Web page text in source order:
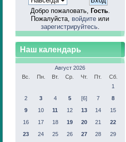
Добро пожаловать, Гость.
Пожалуйста, войдите или
зарегистрируйтесь.
Наш календарь
Август 2026
Вс.
Пн. Вт. Ср. Чт. Пт.
Сб.
1
2
3 4 5 [6] 7
8
9
10 11 12 13 14
15
16
17 18 19 20 21
22
23
24 25 26 27 28
29